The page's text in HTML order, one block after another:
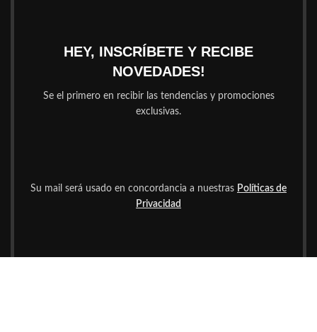
HEY, INSCRÍBETE Y RECIBE
NOVEDADES!
Se el primero en recibir las tendencias y promociones
exclusivas.
Su mail será usado en concordancia a nuestras Políticas de
Privacidad